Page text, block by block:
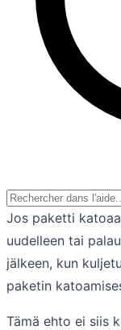
Jos paketti
uudelleen tai
jälkeen, kun
paketin
Tämä ehto ei siis